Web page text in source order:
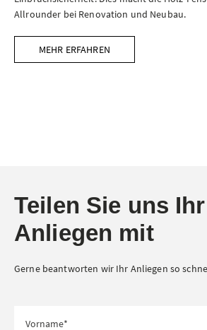
Allrounder bei Renovation und Neubau.
MEHR ERFAHREN
Teilen Sie uns Ihr
Anliegen mit
Gerne beantworten wir Ihr Anliegen so